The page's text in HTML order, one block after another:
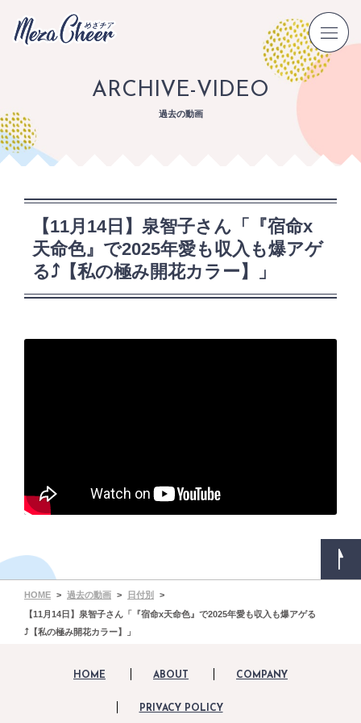
ARCHIVE-VIDEO
過去の動画
【11月14日】泉智子さん「『宿命x
天命色』で2025年愛も収入も爆アゲ
る⤴【私の極み開花カラー】」
HOME 過去の動画
日付別
【11月14日】泉智子さん「『宿命x天命色』で2025年愛も収入も爆アゲる
⤴【私の極み開花カラー】」
HOME ABOUT COMPANY
PRIVACY POLICY